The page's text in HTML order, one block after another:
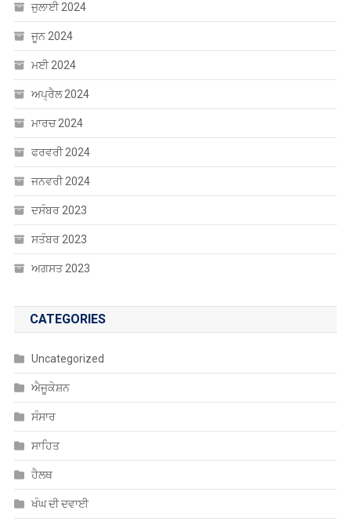
ਜੁਲਾਈ 2024
ਜੂਨ 2024
ਮਈ 2024
ਅਪ੍ਰੈਲ 2024
ਮਾਰਚ 2024
ਫਰਵਰੀ 2024
ਜਨਵਰੀ 2024
ਦਸੰਬਰ 2023
ਸਤੰਬਰ 2023
ਅਗਸਤ 2023
CATEGORIES
Uncategorized
ਐਜੂਕੇਸ਼ਨ
ਸੰਸਾਰ
ਸਾਹਿਤ
ਹੈਲਥ
ਖੰਘ ਦੀ ਦਵਾਈ